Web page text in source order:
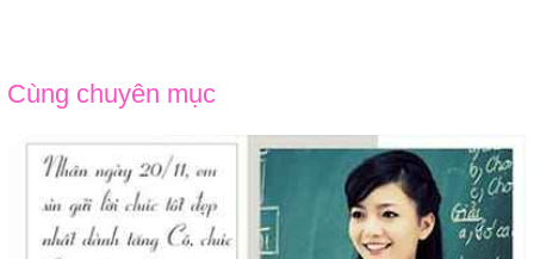
Cùng chuyên mục